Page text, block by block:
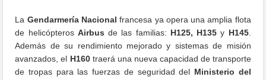
La Gendarmería Nacional francesa ya opera una amplia flota
de helicópteros Airbus de las familias: H125, H135y H145.
Además de su rendimiento mejorado y sistemas de misión
avanzados, el H160traerá una nueva capacidad de transporte
de tropas para las fuerzas de seguridad del Ministerio del